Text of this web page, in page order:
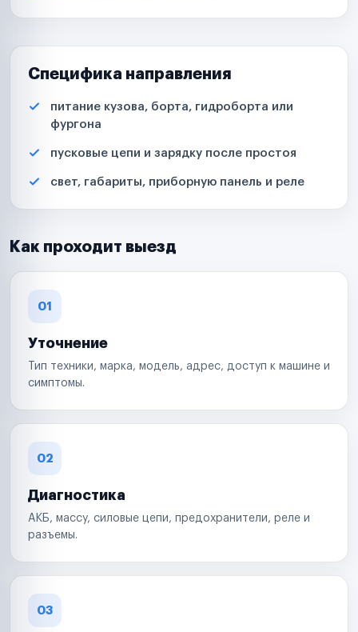
Специфика направления
питание кузова, борта, гидроборта или
фургона
пусковые цепи и зарядку после простоя
свет, габариты, приборную панель и реле
Как проходит выезд
01
Уточнение
Тип техники, марка, модель, адрес, доступ к машине и
симптомы.
02
Диагностика
АКБ, массу, силовые цепи, предохранители, реле и
разъемы.
03